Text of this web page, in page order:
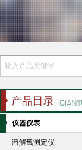
产品目录
仪器仪表
溶解氧测定仪